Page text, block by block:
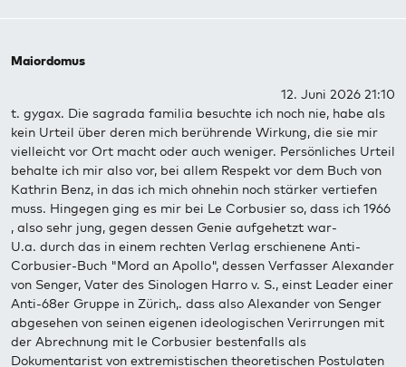
Maiordomus
12. Juni 2026 21:10
t. gygax. Die sagrada familia besuchte ich noch nie, habe als
kein Urteil über deren mich berührende Wirkung, die sie mir
vielleicht vor Ort macht oder auch weniger. Persönliches Urteil
behalte ich mir also vor, bei allem Respekt vor dem Buch von
Kathrin Benz, in das ich mich ohnehin noch stärker vertiefen
muss. Hingegen ging es mir bei Le Corbusier so, dass ich 1966
, also sehr jung, gegen dessen Genie aufgehetzt war-
U.a. durch das in einem rechten Verlag erschienene Anti-
Corbusier-Buch "Mord an Apollo", dessen Verfasser Alexander
von Senger, Vater des Sinologen Harro v. S., einst Leader einer
Anti-68er Gruppe in Zürich,. dass also Alexander von Senger
abgesehen von seinen eigenen ideologischen Verirrungen mit
der Abrechnung mit le Corbusier bestenfalls als
Dokumentarist von extremistischen theoretischen Postulaten